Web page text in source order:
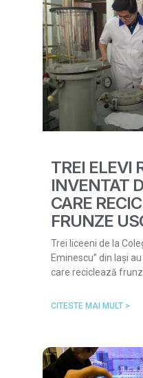
TREI ELEVI
INVENTAT
CARE
FRUNZE
Trei liceeni de la
Eminescu” din Iași
care reciclează
CITESTE MAI MULT >